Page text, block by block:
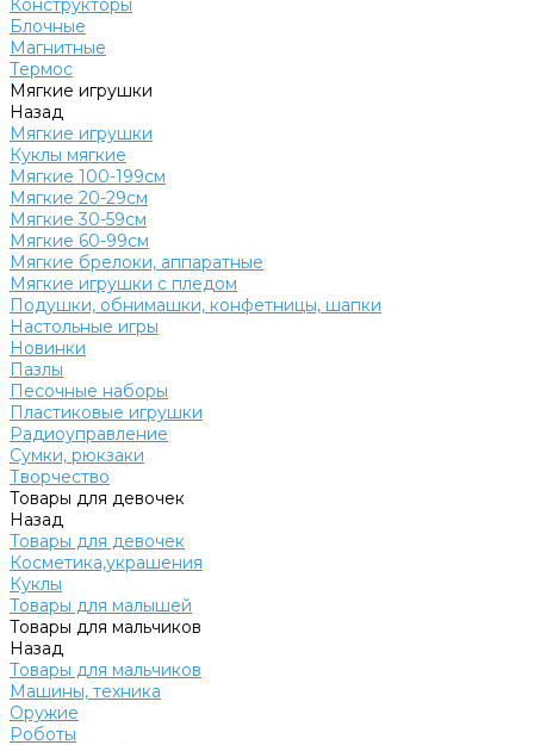
Конструкторы
Блочные
Магнитные
Термос
Мягкие игрушки
Назад
Мягкие игрушки
Куклы мягкие
Мягкие 100-199см
Мягкие 20-29см
Мягкие 30-59см
Мягкие 60-99см
Мягкие брелоки, аппаратные
Мягкие игрушки с пледом
Подушки, обнимашки, конфетницы, шапки
Настольные игры
Новинки
Пазлы
Песочные наборы
Пластиковые игрушки
Радиоуправление
Сумки, рюкзаки
Творчество
Товары для девочек
Назад
Товары для девочек
Косметика,украшения
Куклы
Товары для малышей
Товары для мальчиков
Назад
Товары для мальчиков
Машины, техника
Оружие
Роботы